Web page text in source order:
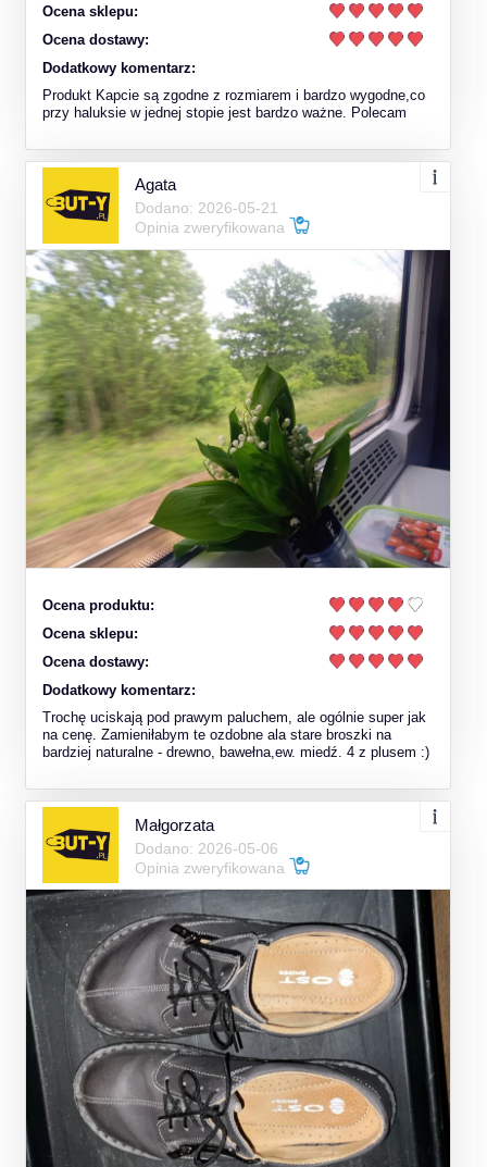
Ocena sklepu:
Ocena dostawy:
Dodatkowy komentarz:
Produkt Kapcie są zgodne z rozmiarem i bardzo wygodne,co
przy haluksie w jednej stopie jest bardzo ważne. Polecam
Agata
Dodano: 2026-05-21
Opinia zweryfikowana
Ocena produktu:
Ocena sklepu:
Ocena dostawy:
Dodatkowy komentarz:
Trochę uciskają pod prawym paluchem, ale ogólnie super jak
na cenę. Zamieniłabym te ozdobne ala stare broszki na
bardziej naturalne - drewno, bawełna,ew. miedź. 4 z plusem :)
Małgorzata
Dodano: 2026-05-06
Opinia zweryfikowana